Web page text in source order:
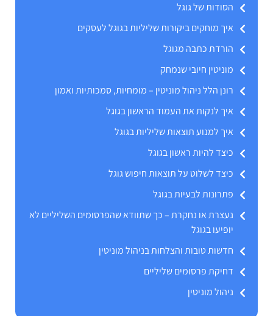
הסודות של גוגל
איך מוחקים ביקורות שליליות בגוגל לעסקים
הורדת כתבה מגוגל
מוניטין חיובי שנמחק
רונן הלל ניהול מוניטין – מומחיות, סמכותיות ואמון
איך לנקות את העמוד הראשון בגוגל
איך למנוע תוצאות שליליות בגוגל
כיצד להיות ראשון בגוגל
כיצד לשלוט על תוצאות חיפוש גוגל
פתרונות לבעיות בגוגל
נעצרת או נחקרת – כך שתוודא שהפרסומים השליליים לא
יופיעו בגוגל
חדשות טובות והצלחות בניהול מוניטין
דחיקת פרסומים שליליים
ניהול מוניטין